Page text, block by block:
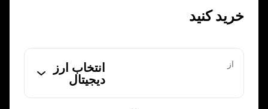
خرید کنید
از
انتخاب ارز
دیجیتال